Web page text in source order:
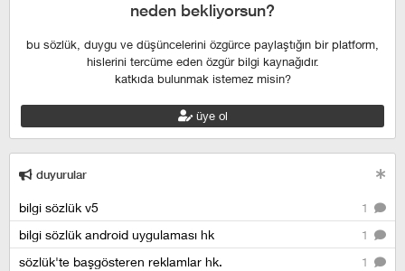
neden bekliyorsun?
bu sözlük, duygu ve düşüncelerini özgürce paylaştığın bir platform,
hislerini tercüme eden özgür bilgi kaynağıdır.
katkıda bulunmak istemez misin?
üye ol
duyurular
1
bilgi sözlük v5
1
bilgi sözlük android uygulaması hk
1
sözlük'te başgösteren reklamlar hk.